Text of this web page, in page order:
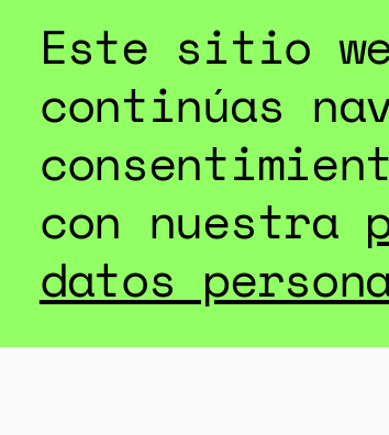
Este sitio
continúas
con nuestra
datos